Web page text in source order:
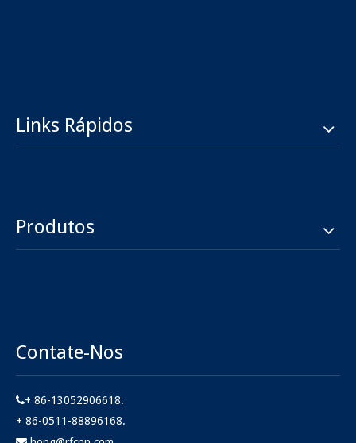
Links Rápidos
Produtos
Contate-Nos
+ 86-13052906618.
+ 86-0511-88896168.